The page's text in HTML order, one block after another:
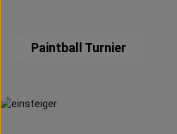
Paintball Turnier
Paintball Einsteiger